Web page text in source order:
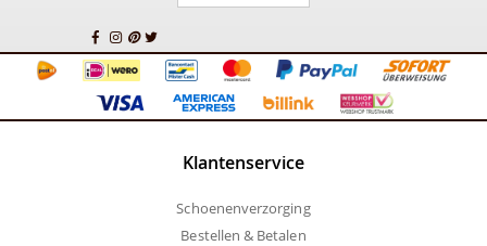
Klantenservice
Schoenenverzorging
Bestellen & Betalen